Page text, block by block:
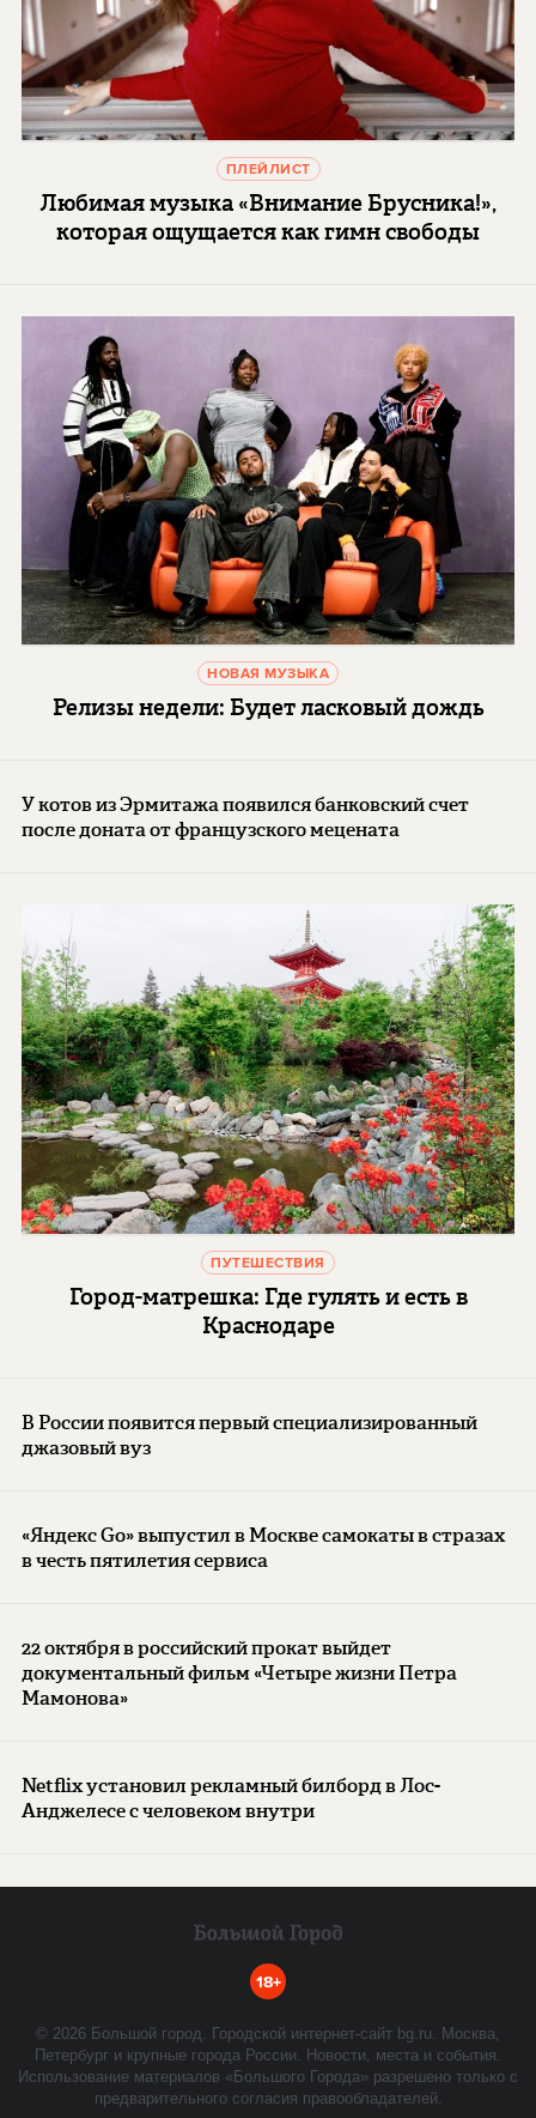
ПЛЕЙЛИСТ
Любимая музыка «Внимание Брусника!»,
которая ощущается как гимн свободы
НОВАЯ МУЗЫКА
Релизы недели: Будет ласковый дождь
У котов из Эрмитажа появился банковский счет
после доната от французского мецената
ПУТЕШЕСТВИЯ
Город-матрешка: Где гулять и есть в
Краснодаре
В России появится первый специализированный
джазовый вуз
«Яндекс Go» выпустил в Москве самокаты в стразах
в честь пятилетия сервиса
22 октября в российский прокат выйдет
документальный фильм «Четыре жизни Петра
Мамонова»
Netflix установил рекламный билборд в Лос-
Анджелесе с человеком внутри
18+
© 2026 Большой город. Городской интернет-сайт bg.ru. Москва,
Петербург и крупные города России. Новости, места и события.
Использование материалов «Большого Города» разрешено только с
предварительного согласия правообладателей.